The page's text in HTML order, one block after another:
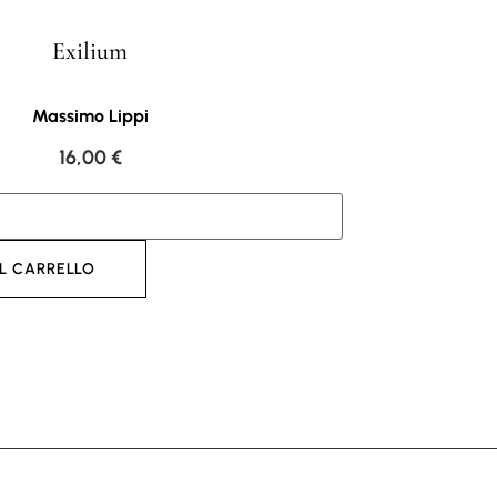
Exilium
Massimo Lippi
16,00€
CARRELLO